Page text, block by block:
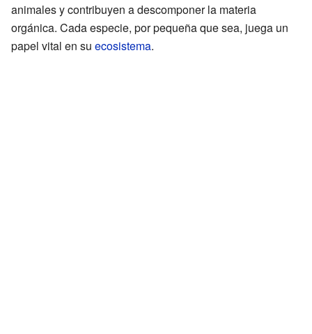
animales y contribuyen a descomponer la materia
orgánica. Cada especie, por pequeña que sea, juega un
papel vital en su ecosistema.